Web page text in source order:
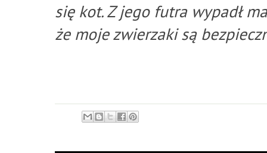
się kot. Z jego futra wypadł
że moje zwierzaki są